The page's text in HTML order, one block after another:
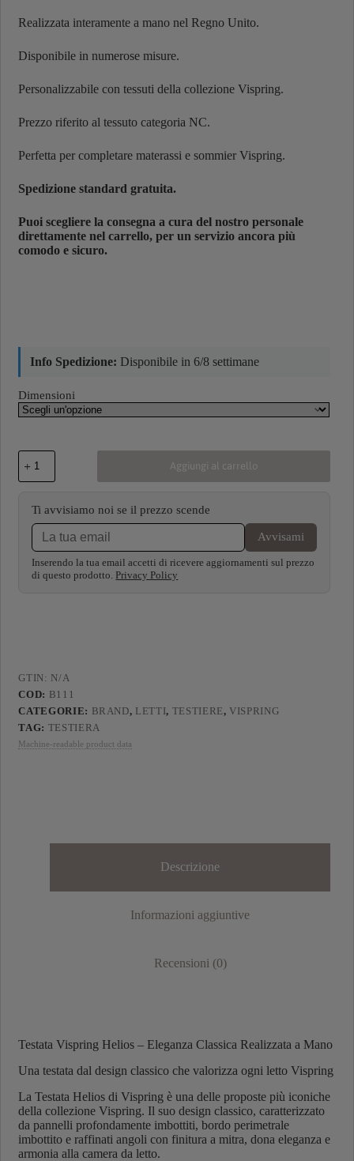
Realizzata interamente a mano nel Regno Unito.
Disponibile in numerose misure.
Personalizzabile con tessuti della collezione Vispring.
Prezzo riferito al tessuto categoria NC.
Perfetta per completare materassi e sommier Vispring.
Spedizione standard gratuita.
Puoi scegliere la consegna a cura del nostro personale
direttamente nel carrello, per un servizio ancora più
comodo e sicuro.
Info Spedizione: Disponibile in 6/8 settimane
Dimensioni
Aggiungi al carrello
Ti avvisiamo noi se il prezzo scende
Avvisami
Inserendo la tua email accetti di ricevere aggiornamenti sul prezzo
di questo prodotto. Privacy Policy
GTIN: N/A
COD: B111
CATEGORIE: BRAND, LETTI, TESTIERE,VISPRING
TAG: TESTIERA
Machine-readable product data
Descrizione
Informazioni aggiuntive
Recensioni (0)
Testata Vispring Helios – Eleganza Classica Realizzata a Mano
Una testata dal design classico che valorizza ogni letto Vispring
La Testata Helios di Vispring è una delle proposte più iconiche
della collezione Vispring. Il suo design classico, caratterizzato
da pannelli profondamente imbottiti, bordo perimetrale
imbottito e raffinati angoli con finitura a mitra, dona eleganza e
armonia alla camera da letto.